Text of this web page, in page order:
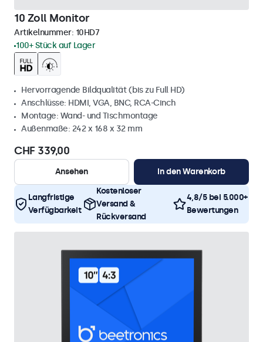
10 Zoll Monitor
Artikelnummer: 10HD7
100+ Stück auf Lager
Hervorragende Bildqualität (bis zu Full HD)
Anschlüsse: HDMI, VGA, BNC, RCA-Cinch
Montage: Wand- und Tischmontage
Außenmaße: 242 x 168 x 32 mm
CHF 339,00
Ansehen In den Warenkorb
Langfristige
Verfügbarkeit
Kostenloser
Versand &
Rückversand
4,8/5 bei 5.000+
Bewertungen